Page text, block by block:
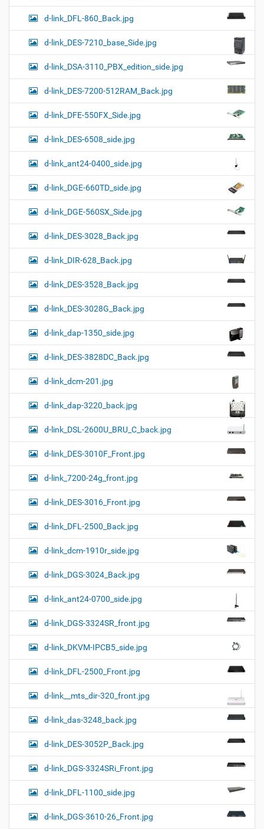
d-link_DFL-860_Back.jpg
d-link_DES-7210_base_Side.jpg
d-link_DSA-3110_PBX_edition_side.jpg
d-link_DES-7200-512RAM_Back.jpg
d-link_DFE-550FX_Side.jpg
d-link_DES-6508_side.jpg
d-link_ant24-0400_side.jpg
d-link_DGE-660TD_side.jpg
d-link_DGE-560SX_Side.jpg
d-link_DES-3028_Back.jpg
d-link_DIR-628_Back.jpg
d-link_DES-3528_Back.jpg
d-link_DES-3028G_Back.jpg
d-link_dap-1350_side.jpg
d-link_DES-3828DC_Back.jpg
d-link_dcm-201.jpg
d-link_dap-3220_back.jpg
d-link_DSL-2600U_BRU_C_back.jpg
d-link_DES-3010F_Front.jpg
d-link_7200-24g_front.jpg
d-link_DES-3016_Front.jpg
d-link_DFL-2500_Back.jpg
d-link_dcm-1910r_side.jpg
d-link_DGS-3024_Back.jpg
d-link_ant24-0700_side.jpg
d-link_DGS-3324SR_front.jpg
d-link_DKVM-IPCB5_side.jpg
d-link_DFL-2500_Front.jpg
d-link__mts_dir-320_front.jpg
d-link_das-3248_back.jpg
d-link_DES-3052P_Back.jpg
d-link_DGS-3324SRi_Front.jpg
d-link_DFL-1100_side.jpg
d-link_DGS-3610-26_Front.jpg